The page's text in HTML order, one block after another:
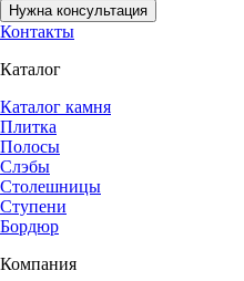
Нужна консультация
Контакты
Каталог
Каталог камня
Плитка
Полосы
Слэбы
Столешницы
Ступени
Бордюр
Компания